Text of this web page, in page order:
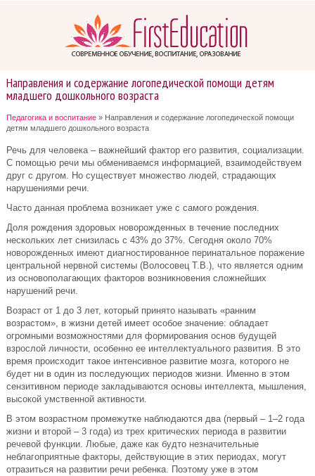
Направления и содержание логопедической помощи детям
младшего дошкольного возраста
Педагогика и воспитание » Направления и содержание логопедической помощи
детям младшего дошкольного возраста
Речь для человека – важнейший фактор его развития, социализации.
С помощью речи мы обмениваемся информацией, взаимодействуем
друг с другом. Но существует множество людей, страдающих
нарушениями речи.
Часто данная проблема возникает уже с самого рождения.
Доля рождения здоровых новорожденных в течение последних
нескольких лет снизилась с 43% до 37%. Сегодня около 70%
новорожденных имеют диагностированное перинатальное поражение
центральной нервной системы (Волосовец Т.В.), что является одним
из основополагающих факторов возникновения сложнейших
нарушений речи.
Возраст от 1 до 3 лет, который принято называть «ранним
возрастом», в жизни детей имеет особое значение: обладает
огромными возможностями для формирования основ будущей
взрослой личности, особенно ее интеллектуального развития. В это
время происходит такое интенсивное развитие мозга, которого не
будет ни в один из последующих периодов жизни. Именно в этом
сензитивном периоде закладываются основы интеллекта, мышления,
высокой умственной активности.
В этом возрастном промежутке наблюдаются два (первый – 1–2 года
жизни и второй – 3 года) из трех критических периода в развитии
речевой функции. Любые, даже как будто незначительные
неблагоприятные факторы, действующие в этих периодах, могут
отразиться на развитии речи ребенка. Поэтому уже в этом